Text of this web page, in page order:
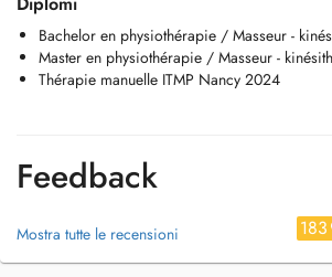
- Massage bien être
Si vous n'arrivez pas à prendre de RDV vous
+33659772400
Bachelor en physiothérapie / Masseur -
Master en physiothérapie / Masseur -
Thérapie manuelle ITMP Nancy 2024
Feedback
Mostra tutte le recensioni 183